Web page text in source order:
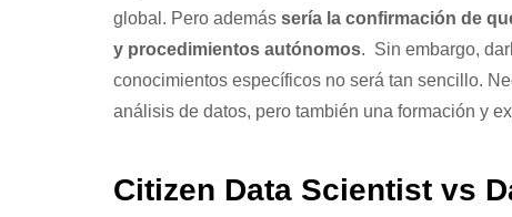
global. Pero además sería la confirmación de
y procedimientos autónomos. Sin embargo,
conocimientos específicos no será tan sencillo.
análisis de datos, pero también una formación y
Citizen Data Scientist vs